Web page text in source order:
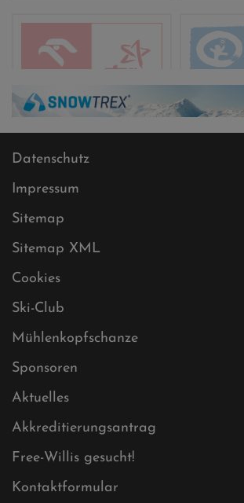
Datenschutz
Impressum
Sitemap
Sitemap XML
Cookies
Ski-Club
Mühlenkopfschanze